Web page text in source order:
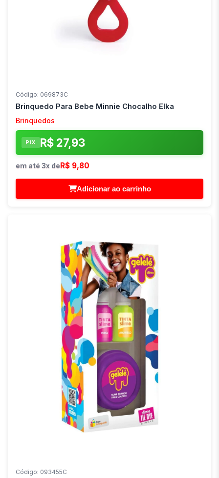
Código: 069873C
Brinquedo Para Bebe Minnie Chocalho Elka
Brinquedos
PIX R$ 27,93
em até 3x deR$ 9,80
Adicionar ao carrinho
Código: 093455C